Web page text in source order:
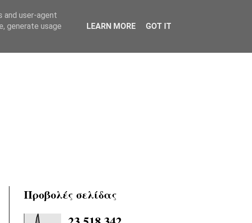
Προβολές σελίδας
and user-agent
generate usage
LEARN MORE GOT IT